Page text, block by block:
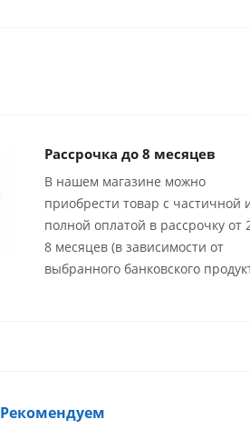
Рассрочка до 8 месяцев
В нашем магазине можно
приобрести товар с частичной
полной оплатой в рассрочку от
8 месяцев (в зависимости от
выбранного банковского
Рекомендуем